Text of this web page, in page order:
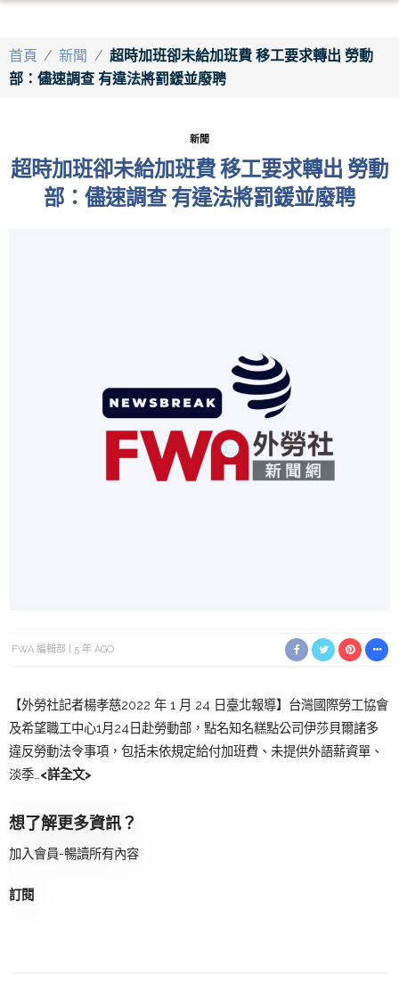
首頁 / 新聞 / 超時加班卻未給加班費 移工要求轉出 勞動
部：儘速調查 有違法將罰鍰並廢聘
新聞
超時加班卻未給加班費 移工要求轉出 勞動
部：儘速調查 有違法將罰鍰並廢聘
FWA 編輯部 5 年 AGO
【外勞社記者楊孝慈2022 年 1 月 24 日臺北報導】台灣國際勞工協會
及希望職工中心1月24日赴勞動部，點名知名糕點公司伊莎貝爾諸多
違反勞動法令事項，包括未依規定給付加班費、未提供外語薪資單、
淡季… <詳全文>
想了解更多資訊？
加入會員-暢讀所有內容
訂閱